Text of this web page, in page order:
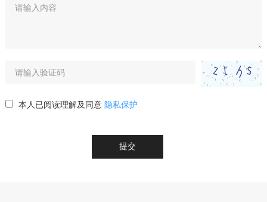
本人已阅读理解及同意 隐私保护
提交